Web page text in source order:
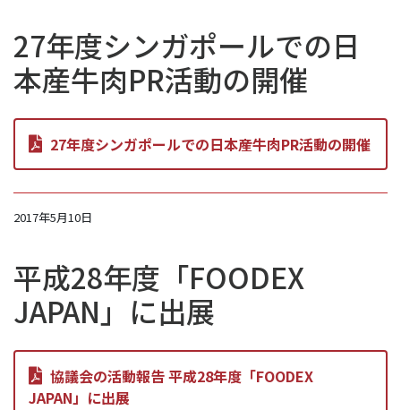
27年度シンガポールでの日
本産牛肉PR活動の開催
27年度シンガポールでの日本産牛肉PR活動の開催
2017年5月10日
平成28年度「FOODEX
JAPAN」に出展
協議会の活動報告 平成28年度「FOODEX
JAPAN」に出展